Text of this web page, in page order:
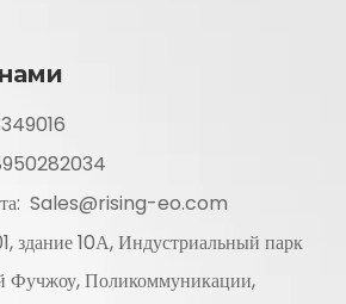
Sales@rising-eo.com
здание 10А, Индустриальный парк
Фучжоу, Поликоммуникации,